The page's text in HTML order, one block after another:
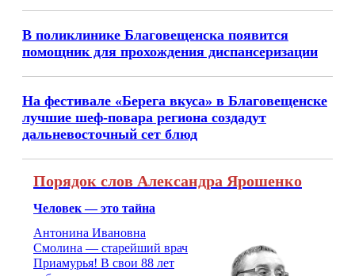
В поликлинике Благовещенска появится
помощник для прохождения диспансеризации
На фестивале «Берега вкуса» в Благовещенске
лучшие шеф-повара региона создадут
дальневосточный сет блюд
Порядок слов Александра Ярошенко
Человек — это тайна
Антонина Ивановна
Смолина — старейший врач
Приамурья! В свои 88 лет